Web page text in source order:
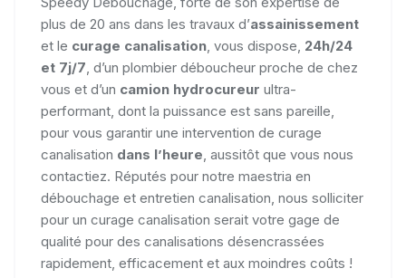
plus de 20 ans dans les travaux d’assainissement
et le curage canalisation, vous dispose, 24h/24
et 7j/7, d’un plombier déboucheur proche de chez
vous et d’un camion hydrocureur ultra-
performant, dont la puissance est sans pareille,
pour vous garantir une intervention de curage
canalisation dans l’heure, aussitôt que vous nous
contactiez. Réputés pour notre maestria en
débouchage et entretien canalisation, nous solliciter
pour un curage canalisation serait votre gage de
qualité pour des canalisations désencrassées
rapidement, efficacement et aux moindres coûts !